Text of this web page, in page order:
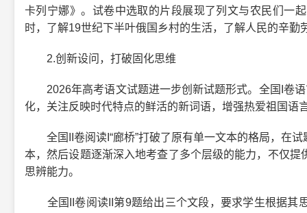
卡列宁娜》。试卷中选取的片段展现了列文与农民们一
时，了解19世纪下半叶俄国乡村的生活，了解人民的辛勤
2.创新设问，打破固化思维
2026年高考语文试题进一步创新试题形式。全国I卷语
化，关注反映时代特点的鲜活的新词语，增强热爱祖国语
全国II卷阅读I“廊桥”打破了原有单一文本的格局，在试
本，然后设题逐渐深入地考查了多个层级的能力，不仅
思辨能力。
全国II卷阅读II第9题给出三个文段，要求学生根据其